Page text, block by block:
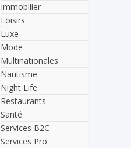
Immobilier
Loisirs
Luxe
Mode
Multinationales
Nautisme
Night Life
Restaurants
Santé
Services B2C
Services Pro